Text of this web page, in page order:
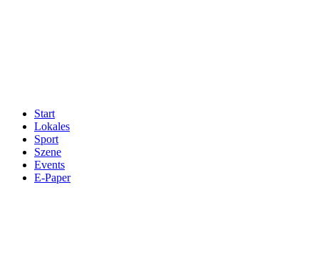
Start
Lokales
Sport
Szene
Events
E-Paper